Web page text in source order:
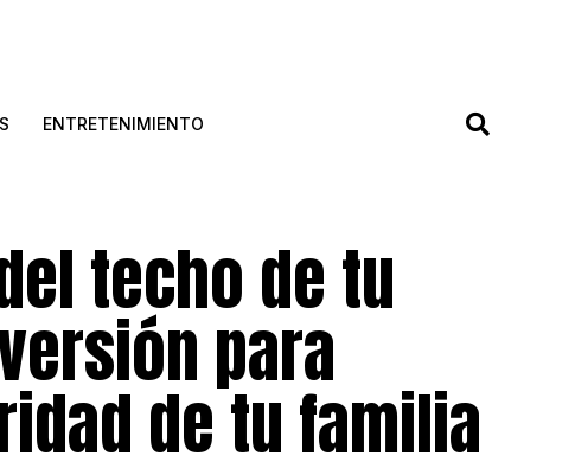
ENTRETENIMIENTO
techo de tu
para
de tu familia